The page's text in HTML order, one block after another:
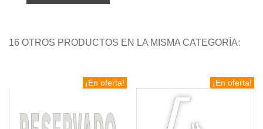
16 OTROS PRODUCTOS EN LA MISMA CATEGORÍA:
¡En oferta! ¡En oferta!